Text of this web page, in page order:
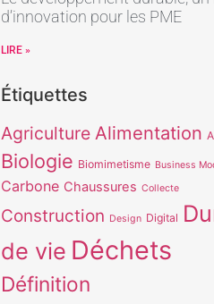
d’innovation pour les PME
LIRE »
Étiquettes
Agriculture Alimentation
Biologie Biomimetisme Business
Carbone Chaussures Collecte
Construction Design Digital
de vie Déchets
Définition